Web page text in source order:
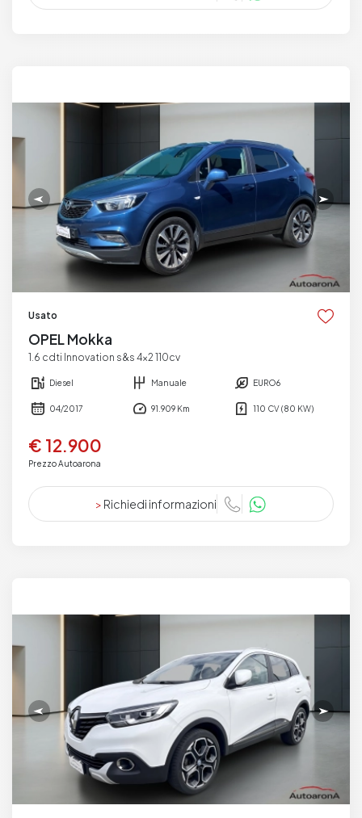
Usato
OPEL Mokka
1.6 cdti Innovation s&s 4x2 110cv
Diesel Manuale EURO6
04/2017 91.909 Km 110 CV (80 KW)
€ 12.900
Prezzo Autoarona
> Richiedi informazioni